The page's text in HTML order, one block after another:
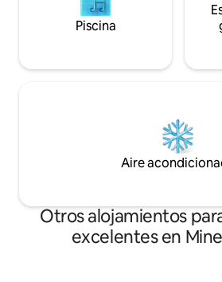
Piscina
Aire
Otros alojamientos
excelentes en